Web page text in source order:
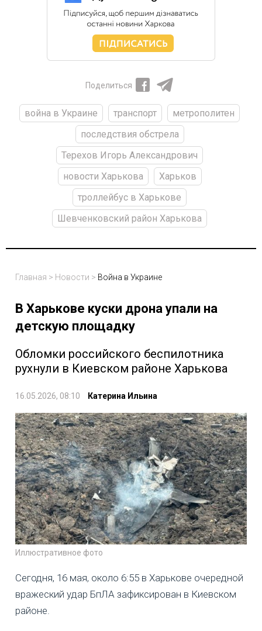
Поделиться
война в Украине транспорт
метрополитен
последствия обстрела
Терехов Игорь Александрович
новости Харькова
Харьков
троллейбус в Харькове
Шевченковский район Харькова
Главная > Новости > Война в Украине
В Харькове куски дрона упали на
детскую площадку
Обломки российского беспилотника
рухнули в Киевском районе Харькова
16.05.2026, 08:10 Катерина Ильина
Иллюстративное фото
Сегодня, 16 мая, около 6:55 в Харькове очередной
вражеский удар БпЛА зафиксирован в Киевском
районе.